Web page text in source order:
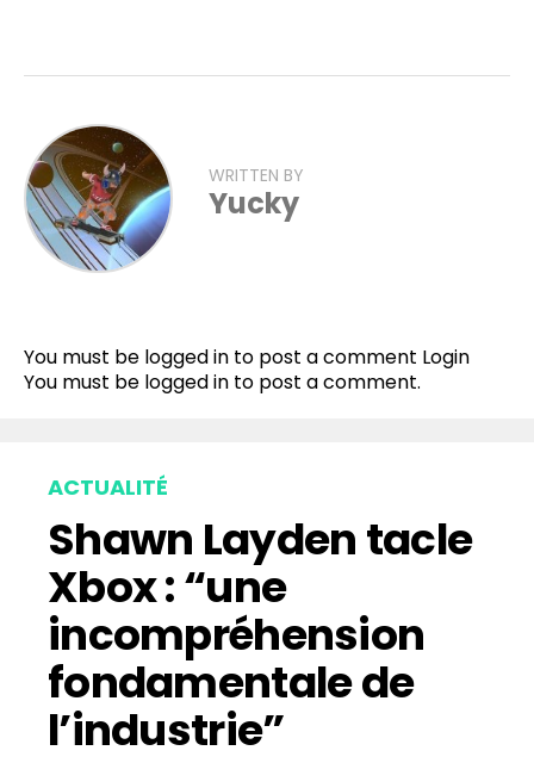
WRITTEN BY
Yucky
You must be logged in to post a comment Login
You must be logged in to post a comment.
ACTUALITÉ
Shawn Layden tacle
Xbox : “une
incompréhension
fondamentale de
l’industrie”